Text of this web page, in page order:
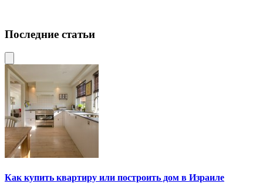
Последние статьи
Как купить квартиру или построить дом в Израиле